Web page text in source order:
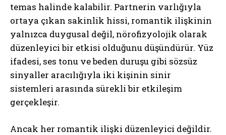
temas halinde kalabilir. Partnerin varlığıyla
ortaya çıkan sakinlik hissi, romantik ilişkinin
yalnızca duygusal değil, nörofizyolojik olarak
düzenleyici bir etkisi olduğunu düşündürür. Yüz
ifadesi, ses tonu ve beden duruşu gibi sözsüz
sinyaller aracılığıyla iki kişinin sinir
sistemleri arasında sürekli bir etkileşim
gerçekleşir.
Ancak her romantik ilişki düzenleyici değildir.